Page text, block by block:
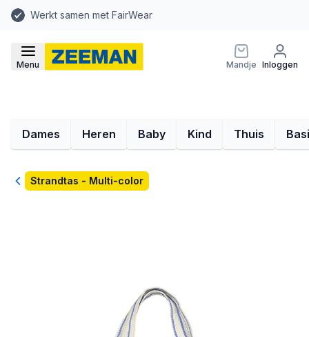
Werkt samen met FairWear
Menu Mandje Inloggen
Dames Heren Baby Kind Thuis
TerugStrandtas - Multi-color